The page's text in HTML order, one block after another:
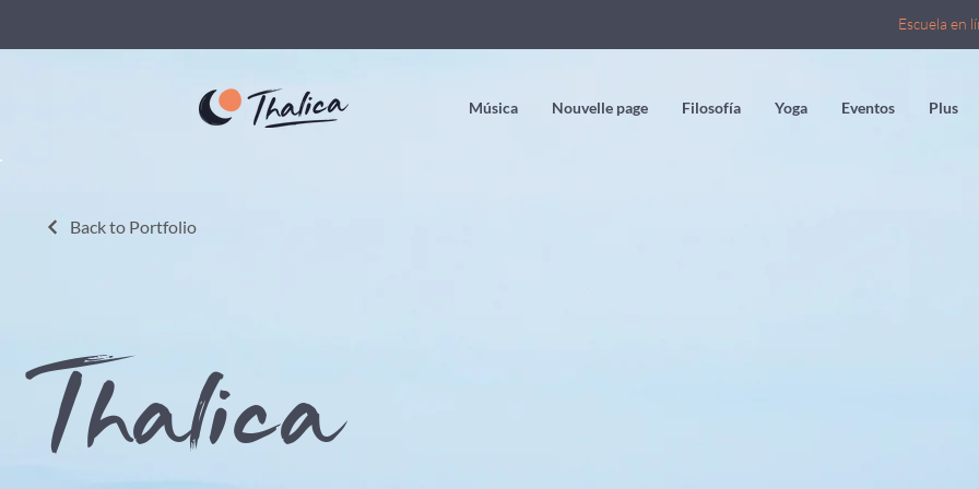
Escuela en
Música Nouvelle page Filosofía Yoga Eventos Plus
Back to Portfolio
Thalica